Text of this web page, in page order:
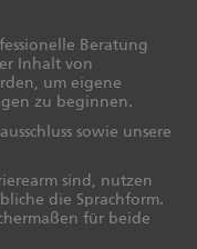
Beratung
Inhalt von
um eigene
zu beginnen.
sowie unsere
sind, nutzen
die Sprachform.
für beide